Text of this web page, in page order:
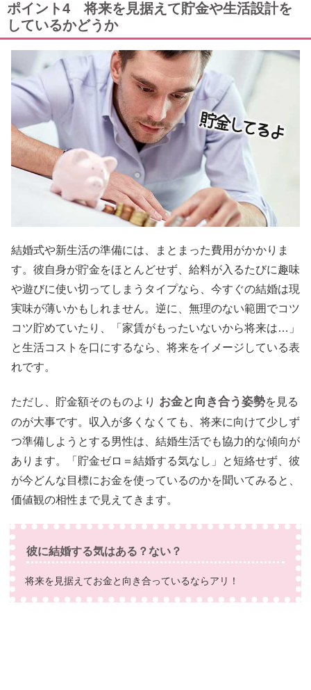
ポイント4 将来を見据えて貯金や生活設計を
しているかどうか
結婚式や新生活の準備には、まとまった費用がかかりま
す。彼自身が貯金をほとんどせず、給料が入るたびに趣味
や遊びに使い切ってしまうタイプなら、今すぐの結婚は現
実味が薄いかもしれません。逆に、無理のない範囲でコツ
コツ貯めていたり、「家賃がもったいないから将来は…」
と生活コストを口にするなら、将来をイメージしている表
れです。
ただし、貯金額そのものより お金と向き合う姿勢を見る
のが大事です。収入が多くなくても、将来に向けて少しず
つ準備しようとする男性は、結婚生活でも協力的な傾向が
あります。「貯金ゼロ＝結婚する気なし」と短絡せず、彼
が今どんな目標にお金を使っているのかを聞いてみると、
価値観の相性まで見えてきます。
彼に結婚する気はある？ない？
将来を見据えてお金と向き合っているならアリ！